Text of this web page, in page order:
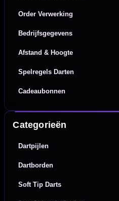
Order Verwerking
Bedrijfsgegevens
Afstand & Hoogte
Spelregels Darten
Cadeaubonnen
Categorieën
Dartpijlen
Dartborden
Soft Tip Darts